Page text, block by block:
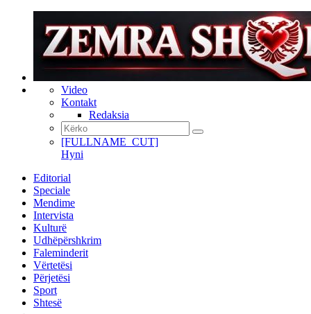
Video
Kontakt
Redaksia
[FULLNAME_CUT]
Hyni
Editorial
Speciale
Mendime
Intervista
Kulturë
Udhëpërshkrim
Faleminderit
Vërtetësi
Përjetësi
Sport
Shtesë